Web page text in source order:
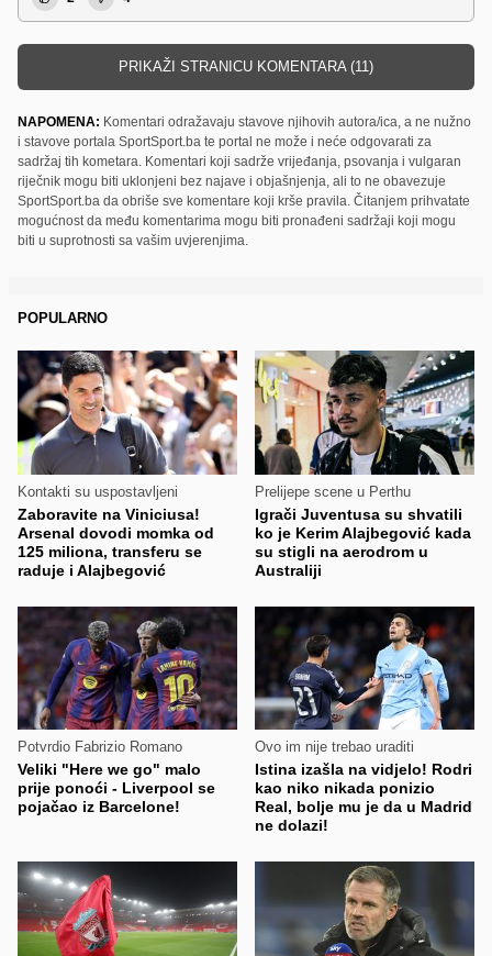
PRIKAŽI STRANICU KOMENTARA (11)
NAPOMENA: Komentari odražavaju stavove njihovih autora/ica, a ne nužno
i stavove portala SportSport.ba te portal ne može i neće odgovarati za
sadržaj tih kometara. Komentari koji sadrže vrijeđanja, psovanja i vulgaran
riječnik mogu biti uklonjeni bez najave i objašnjenja, ali to ne obavezuje
SportSport.ba da obriše sve komentare koji krše pravila. Čitanjem prihvatate
mogućnost da među komentarima mogu biti pronađeni sadržaji koji mogu
biti u suprotnosti sa vašim uvjerenjima.
POPULARNO
Kontakti su uspostavljeni
Zaboravite na Viniciusa!
Arsenal dovodi momka od
125 miliona, transferu se
raduje i Alajbegović
Prelijepe scene u Perthu
Igrači Juventusa su shvatili
ko je Kerim Alajbegović kada
su stigli na aerodrom u
Australiji
Potvrdio Fabrizio Romano
Veliki "Here we go" malo
prije ponoći - Liverpool se
pojačao iz Barcelone!
Ovo im nije trebao uraditi
Istina izašla na vidjelo! Rodri
kao niko nikada ponizio
Real, bolje mu je da u Madrid
ne dolazi!